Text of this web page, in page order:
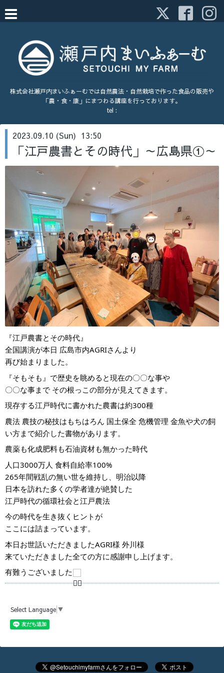
株式会社瀬戸内まいふぁーむでは自然農法・自然栽培で作った食品の販売や
「農・食・康」にまつわる講座を行っております。
tel :
2023.09.10 (Sun) 13:50
「江戸農書とその時代」～広島県①～
『江戸農書とその時代』
全国講演が本日 広島市内AGRIさんより
再び始まりました。
『そもそも』で歴史を眺めると現在の〇〇な事や
〇〇な事まで その根っこの部分が見えてきます。
現存する江戸時代に書かれた農書は約300種
農法 農技の秘技はもちはろん 国土保全 危機管理 金魚や犬の飼
い方まで紹介した書物があります。
農薬も化成肥料も石油資材も無かった時代
人口3000万人 食料自給率100%
265年間戦乱の無い世を維持し、明治以降
日本を訪れた多くの学者達が絶賛した
江戸時代の循環社会と江戸農法
今の時代を生き抜くヒントが
ここには詰まっています。
本日お世話いただきましたAGRI様 外川様
来ていただきました全ての方に感謝申し上げます。
有難うございました
Select Language ▼